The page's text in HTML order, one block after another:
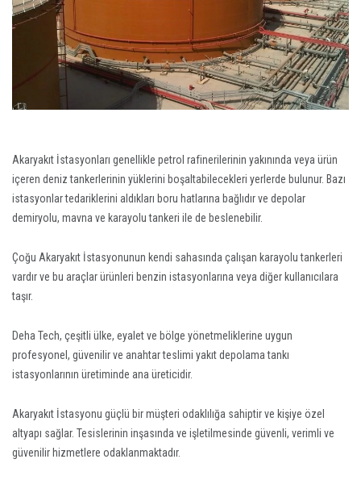
Akaryakıt İstasyonları genellikle petrol rafinerilerinin yakınında veya ürün
içeren deniz tankerlerinin yüklerini boşaltabilecekleri yerlerde bulunur. Bazı
istasyonlar tedariklerini aldıkları boru hatlarına bağlıdır ve depolar
demiryolu, mavna ve karayolu tankeri ile de beslenebilir.
Çoğu Akaryakıt İstasyonunun kendi sahasında çalışan karayolu tankerleri
vardır ve bu araçlar ürünleri benzin istasyonlarına veya diğer kullanıcılara
taşır.
Deha Tech, çeşitli ülke, eyalet ve bölge yönetmeliklerine uygun
profesyonel, güvenilir ve anahtar teslimi yakıt depolama tankı
istasyonlarının üretiminde ana üreticidir.
Akaryakıt İstasyonu güçlü bir müşteri odaklılığa sahiptir ve kişiye özel
altyapı sağlar. Tesislerinin inşasında ve işletilmesinde güvenli, verimli ve
güvenilir hizmetlere odaklanmaktadır.